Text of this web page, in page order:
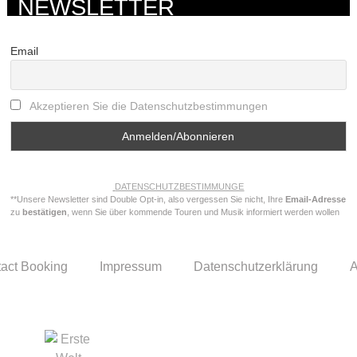
NEWSLETTER
Email
Akzeptieren Sie die Datenschutzbestimmungen
DATENSCHUTZBESTIMMUNGE
**Unsere Newsletter sind Double Opt-in, also vergessen Sie nicht, IhreEmail-Adresse
zubestätigen , wenn Sie über kommende Touren und Musik informiert werden wollen
Booking Impressum Datenschutzerklärung